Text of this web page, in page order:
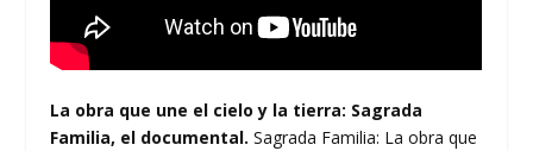
La obra que une el cielo y la tierra: Sagrada
Familia, el documental. Sagrada Familia: La obra que